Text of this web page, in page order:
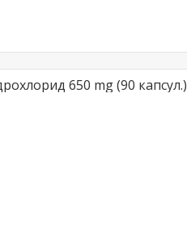
650 mg (90 капсул.)